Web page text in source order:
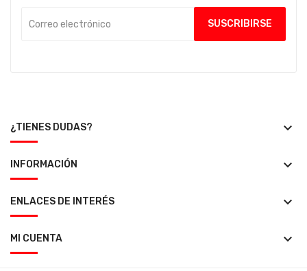
¿TIENES DUDAS? keyboard_arrow_down
INFORMACIÓN keyboard_arrow_down
ENLACES DE INTERÉS keyboard_arrow_down
MI CUENTA keyboard_arrow_down